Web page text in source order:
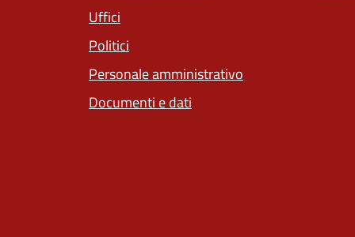
Uffici
Politici
Personale amministrativo
Documenti e dati